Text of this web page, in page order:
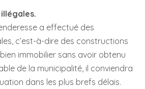
a effectué des
c’est-à-dire des constructions
immobilier sans avoir obtenu
de la municipalité, il conviendra
dans les plus brefs délais.